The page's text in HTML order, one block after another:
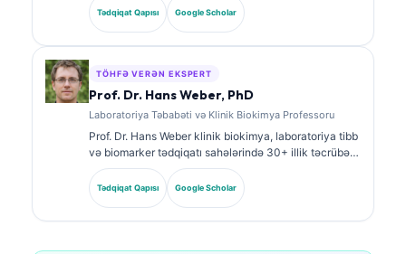
ixtisas sertifikatlarına malikdir və klinik praktikada
biomarker panelləri və laborator analiz barədə geniş
Tədqiqat Qapısı Google Scholar
TÖHFƏ VERƏN EKSPERT
Prof. Dr. Hans Weber, PhD
Laboratoriya Təbabəti və Klinik Biokimya Professoru
Prof. Dr. Hans Weber klinik biokimya, laboratoriya tibb
və biomarker tədqiqatı sahələrində 30+ illik təcrübə
gətirir. Alman Klinik Kimya Cəmiyyətinin keçmiş
prezidenti olaraq o, diaqnostik panel analizi,
biomarkerlərin standartlaşdırılması və AI ilə
Tədqiqat Qapısı Google Scholar